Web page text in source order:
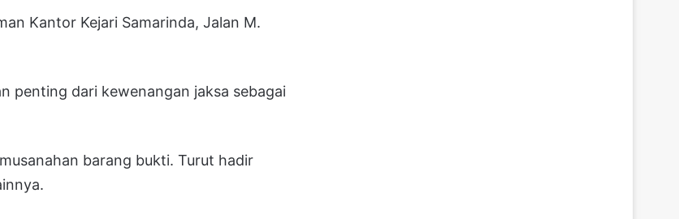
Kantor Kejari Samarinda, Jalan M.
penting dari kewenangan jaksa sebagai
barang bukti. Turut hadir